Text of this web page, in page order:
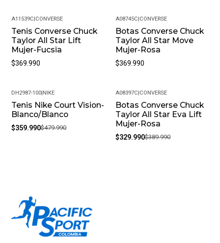
A11539C|CONVERSE
Tenis Converse Chuck
Taylor All Star Lift
Mujer-Fucsia
$369.990
A08745C|CONVERSE
Botas Converse Chuck
Taylor All Star Move
Mujer-Rosa
$369.990
-25%
DH2987-100|NIKE
Tenis Nike Court Vision-
Blanco/Blanco
$359.990$479.990
-15%
A08397C|CONVERSE
Botas Converse Chuck
Taylor All Star Eva Lift
Mujer-Rosa
$329.990$389.990